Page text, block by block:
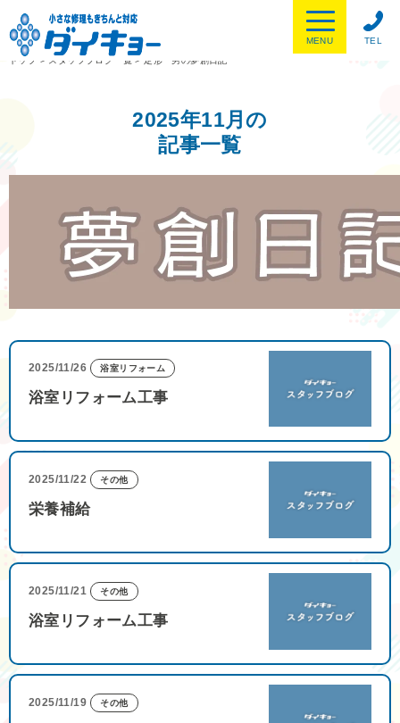
TEL
MENU
トップ
> スタッフブログ一覧 > 定形一男の夢創日記
2025年11月の
記事一覧
2025/11/26 浴室リフォーム
浴室リフォーム工事
2025/11/22 その他
栄養補給
2025/11/21 その他
浴室リフォーム工事
2025/11/19 その他